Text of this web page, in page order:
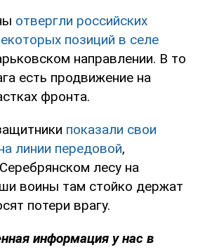
отвергли российских
позиций в селе
направлении. В то
есть продвижение на
фронта.
показали свои
линии передовой,
лесу на
воины там стойко держат
потери врагу.
информация у нас в